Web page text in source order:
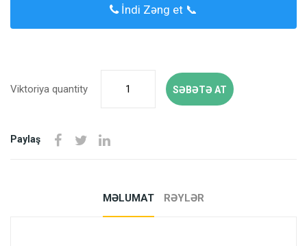
İndi Zəng et 📞
Viktoriya quantity SƏBƏTƏ AT
Paylaş
MƏLUMAT RƏYLƏR